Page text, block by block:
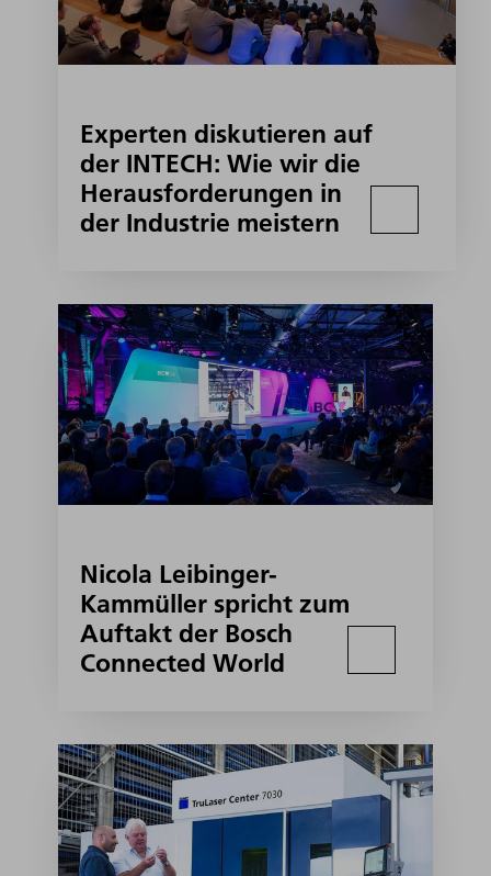
Experten diskutieren auf
der INTECH: Wie wir die
Herausforderungen in
der Industrie meistern
Nicola Leibinger-
Kammüller spricht zum
Auftakt der Bosch
Connected World